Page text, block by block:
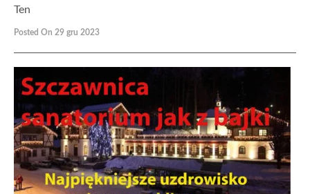
Ten
Posted On 29 gru 2023